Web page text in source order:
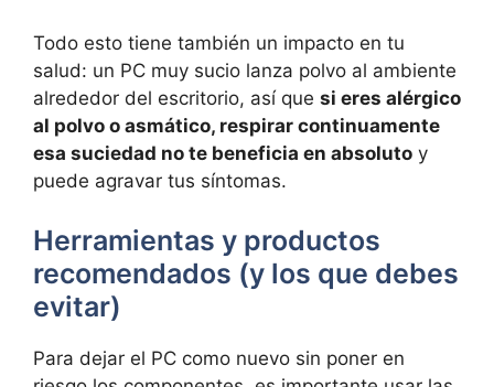
Todo esto tiene también un impacto en tu
salud: un PC muy sucio lanza polvo al ambiente
alrededor del escritorio, así que si eres alérgico
al polvo o asmático, respirar continuamente
esa suciedad no te beneficia en absoluto y
puede agravar tus síntomas.
Herramientas y productos
recomendados (y los que debes
evitar)
Para dejar el PC como nuevo sin poner en